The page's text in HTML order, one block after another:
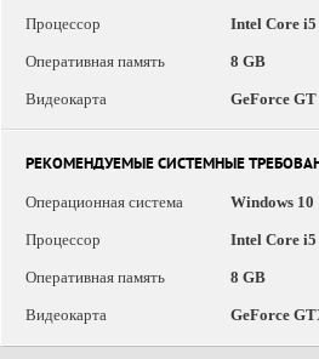
Процессор Intel Core i5
Оперативная память 8 GB
Видеокарта GeForce
РЕКОМЕНДУЕМЫЕ СИСТЕМНЫЕ
Операционная система
Windows 10
Процессор Intel Core i5
Оперативная память 8 GB
Видеокарта GeForce